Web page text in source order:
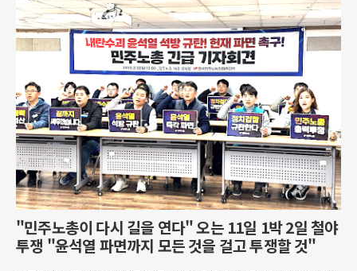
"민주노총이 다시 길을 연다" 오는 11일 1박 2일 철야
투쟁 "윤석열 파면까지 모든 것을 걸고 투쟁할 것"